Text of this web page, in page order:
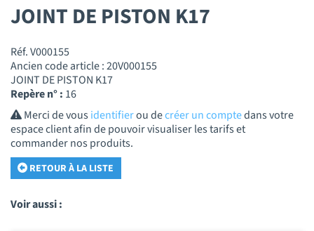
JOINT DE PISTON K17
Réf. V000155
Ancien code article : 20V000155
JOINT DE PISTON K17
Repère n° : 16
Merci de vousidentifierou decréer un comptedans votre
espace client afin de pouvoir visualiser les tarifs et
commander nos produits.
RETOUR À LA LISTE
Voir aussi :